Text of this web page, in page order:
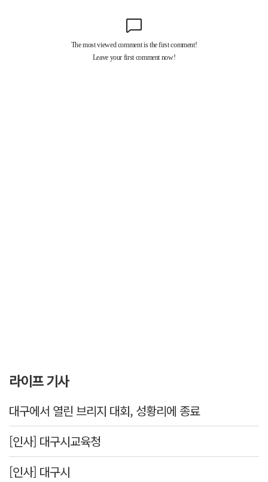
라이프 기사
대구에서 열린 브리지 대회, 성황리에 종료
[인사] 대구시교육청
[인사] 대구시